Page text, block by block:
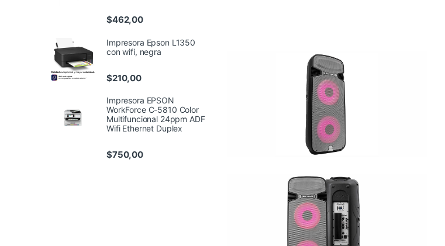
$462,00
Impresora Epson L1350
con wifi, negra
$210,00
Impresora EPSON
WorkForce C-5810 Color
Multifuncional 24ppm ADF
Wifi Ethernet Duplex
$750,00